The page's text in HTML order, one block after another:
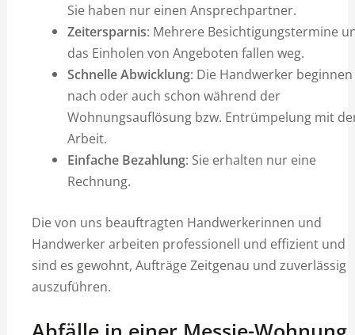
Sie haben nur einen Ansprechpartner.
Zeitersparnis: Mehrere Besichtigungstermine
das Einholen von Angeboten fallen weg.
Schnelle Abwicklung: Die Handwerker beginnen
nach oder auch schon während der
Wohnungsauflösung bzw. Entrümpelung mit
Arbeit.
Einfache Bezahlung: Sie erhalten nur eine
Rechnung.
Die von uns beauftragten Handwerkerinnen und
Handwerker arbeiten professionell und effizient und
sind es gewohnt, Aufträge Zeitgenau und zuverlässig
auszuführen.